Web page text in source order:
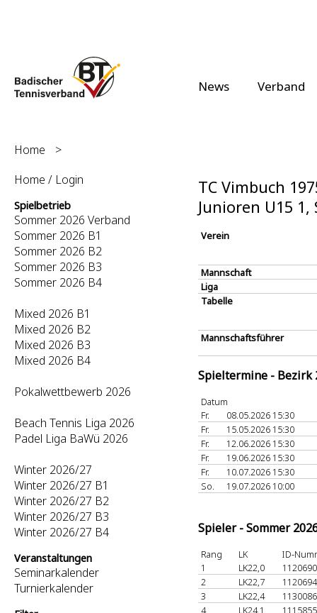
News Verband
Home
>
Home / Login
Spielbetrieb
Sommer 2026 Verband
Sommer 2026 B1
Sommer 2026 B2
Sommer 2026 B3
Sommer 2026 B4
Mixed 2026 B1
Mixed 2026 B2
Mixed 2026 B3
Mixed 2026 B4
Pokalwettbewerb 2026
Beach Tennis Liga 2026
Padel Liga BaWü 2026
Winter 2026/27
Winter 2026/27 B1
Winter 2026/27 B2
Winter 2026/27 B3
Winter 2026/27 B4
Veranstaltungen
Seminarkalender
Turnierkalender
TC Vimbuch
Junioren U15 1,
Verein
Mannschaft
Liga
Tabelle
Mannschaftsführer
Spieltermine - Bezirk
Datum
Fr.
08.05.2026 15:30
Fr.
15.05.2026 15:30
Fr.
12.06.2026 15:30
Fr.
19.06.2026 15:30
Fr.
10.07.2026 15:30
So.
19.07.2026 10:00
Spieler - Sommer
Rang LK
ID-
1
LK22,0
2
LK22,7
3
LK22,4
4
LK24,1